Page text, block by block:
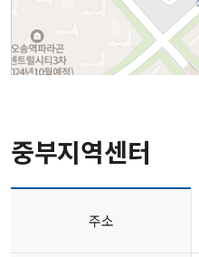
중부지역센터
주소